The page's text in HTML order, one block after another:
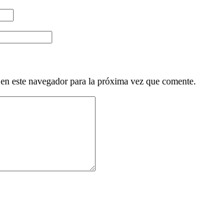
este navegador para la próxima vez que comente.